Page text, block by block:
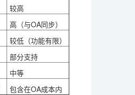
较高
高（与OA同步）
较低（功能有限）
部分支持
中等
包含在OA成本内